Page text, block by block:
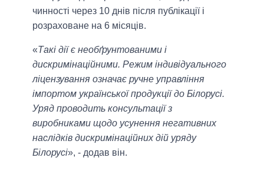
чинності через 10 днів після публікації і
розраховане на 6 місяців.
«Такі дії є необґрунтованими і
дискримінаційними. Режим індивідуального
ліцензування означає ручне управління
імпортом української продукції до Білорусі.
Уряд проводить консультації з
виробниками щодо усунення негативних
наслідків дискримінаційних дій уряду
Білорусі», - додав він.